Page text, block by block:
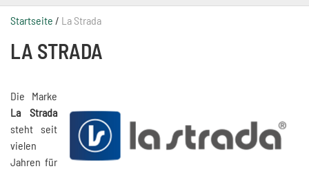
Startseite / La Strada
LA STRADA
Die Marke
La Strada
steht seit
vielen
Jahren für